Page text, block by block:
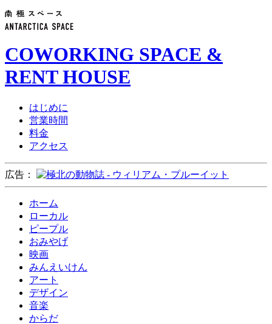
COWORKING SPACE &
RENT HOUSE
はじめに
営業時間
料金
アクセス
広告：
ホーム
ローカル
ピープル
おみやげ
映画
みんえいけん
アート
デザイン
音楽
からだ